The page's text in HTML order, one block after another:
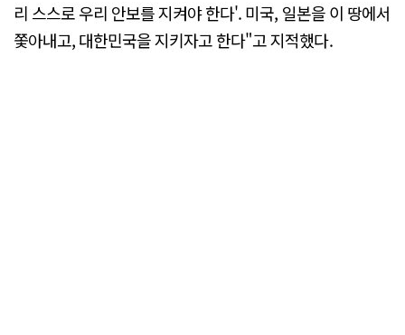
리 스스로 우리 안보를 지켜야 한다'. 미국, 일본을 이 땅에서
쫓아내고, 대한민국을 지키자고 한다"고 지적했다.